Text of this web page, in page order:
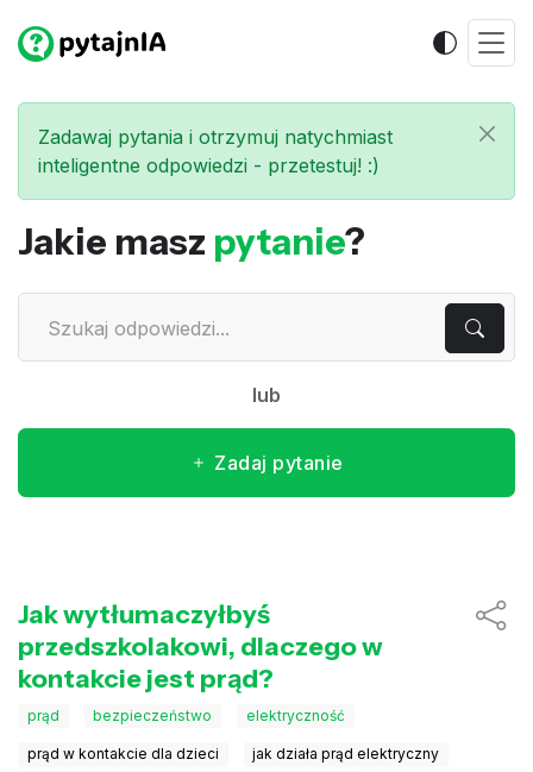
Zadawaj pytania i otrzymuj natychmiast
inteligentne odpowiedzi - przetestuj! :)
Jakie masz pytanie?
lub
Zadaj pytanie
Jak wytłumaczyłbyś
przedszkolakowi, dlaczego w
kontakcie jest prąd?
prąd bezpieczeństwo elektryczność
prąd w kontakcie dla dzieci
jak działa prąd elektryczny